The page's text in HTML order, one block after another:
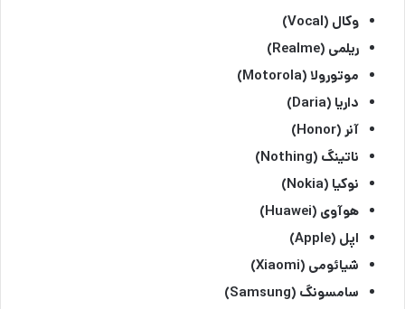
وکال (Vocal)
ریلمی (Realme)
موتورولا (Motorola)
داریا (Daria)
آنر (Honor)
ناتینگ (Nothing)
نوکیا (Nokia)
هوآوی (Huawei)
اپل (Apple)
شیائومی (Xiaomi)
سامسونگ (Samsung)